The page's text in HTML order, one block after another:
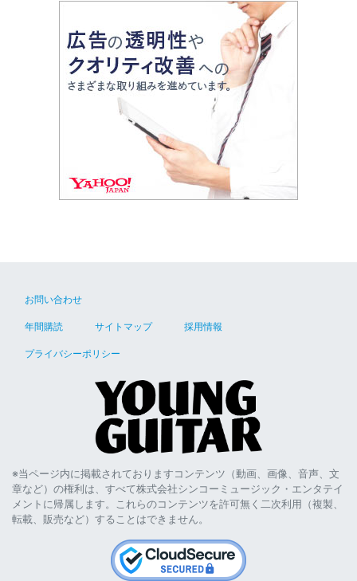
お問い合わせ
年間購読 サイトマップ 採用情報
プライバシーポリシー
※当ページ内に掲載されておりますコンテンツ（動画、画像、音声、文
章など）の権利は、すべて株式会社シンコーミュージック・エンタテイ
メントに帰属します。これらのコンテンツを許可無く二次利用（複製、
転載、販売など）することはできません。